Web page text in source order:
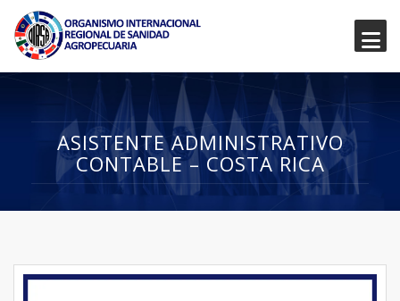
ASISTENTE ADMINISTRATIVO
CONTABLE – COSTA RICA